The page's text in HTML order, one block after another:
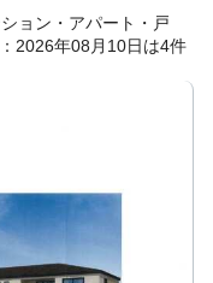
ョン・アパート・戸
2026年08月10日は4件